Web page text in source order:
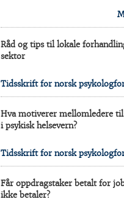
Råd og tips til lokale
sektor
Tidsskrift for norsk
Hva motiverer mellomledere
i psykisk helsevern?
Tidsskrift for norsk
Får oppdragstaker betalt for
ikke betaler?